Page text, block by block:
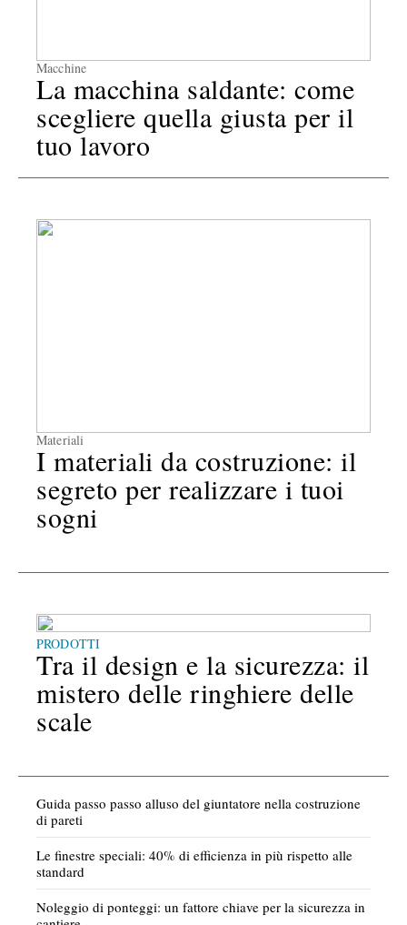
La macchina saldante: come
scegliere quella giusta per il
tuo lavoro
Macchine
I materiali da costruzione: il
segreto per realizzare i tuoi
sogni
Materiali
Tra il design e la sicurezza: il
mistero delle ringhiere delle
scale
PRODOTTI
Guida passo passo alluso del giuntatore nella costruzione
di pareti
Le finestre speciali: 40% di efficienza in più rispetto alle
standard
Noleggio di ponteggi: un fattore chiave per la sicurezza in